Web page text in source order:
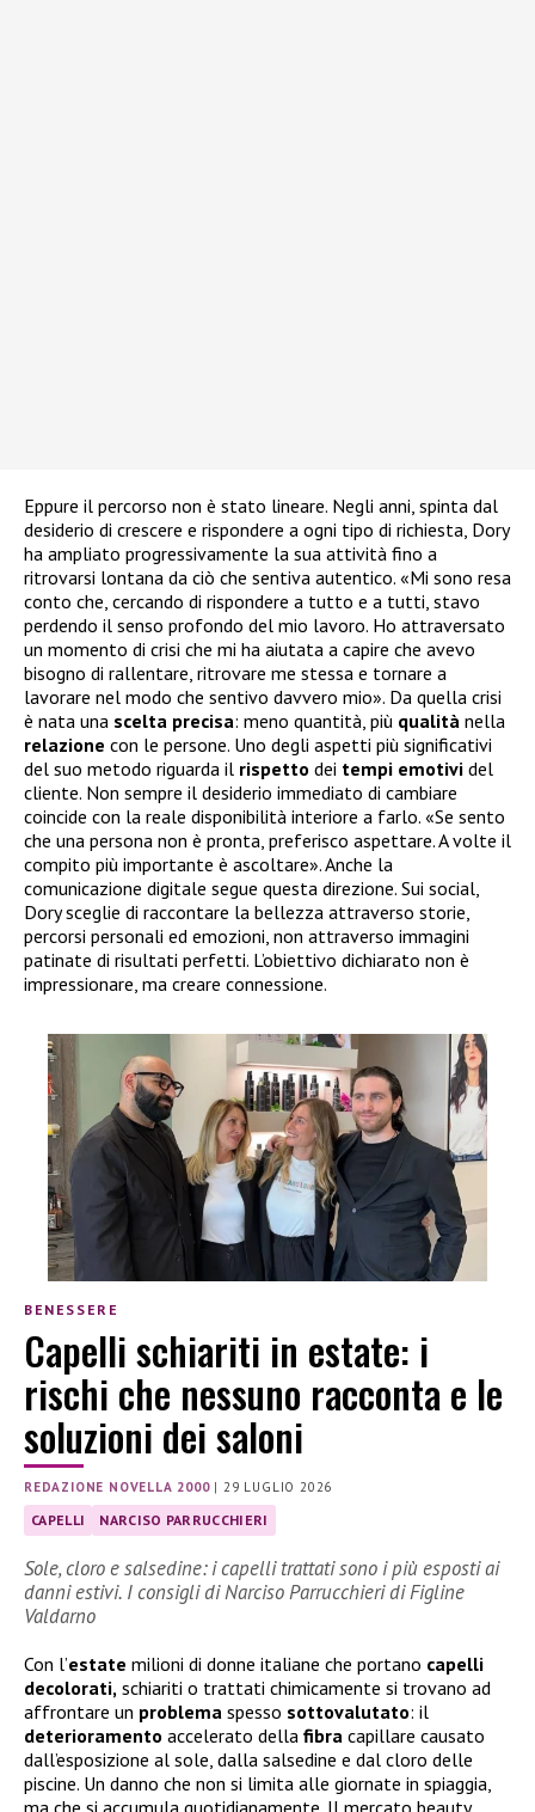
Eppure il percorso non è stato lineare. Negli anni, spinta dal
desiderio di crescere e rispondere a ogni tipo di richiesta, Dory
ha ampliato progressivamente la sua attività fino a
ritrovarsi lontana da ciò che sentiva autentico. «Mi sono resa
conto che, cercando di rispondere a tutto e a tutti, stavo
perdendo il senso profondo del mio lavoro. Ho attraversato
un momento di crisi che mi ha aiutata a capire che avevo
bisogno di rallentare, ritrovare me stessa e tornare a
lavorare nel modo che sentivo davvero mio». Da quella crisi
è nata una scelta precisa: meno quantità, più qualità nella
relazione con le persone. Uno degli aspetti più significativi
del suo metodo riguarda il rispetto dei tempi emotivi del
cliente. Non sempre il desiderio immediato di cambiare
coincide con la reale disponibilità interiore a farlo. «Se sento
che una persona non è pronta, preferisco aspettare. A volte il
compito più importante è ascoltare». Anche la
comunicazione digitale segue questa direzione. Sui social,
Dory sceglie di raccontare la bellezza attraverso storie,
percorsi personali ed emozioni, non attraverso immagini
patinate di risultati perfetti. L’obiettivo dichiarato non è
impressionare, ma creare connessione.
BENESSERE
Capelli schiariti in estate: i
rischi che nessuno racconta e le
soluzioni dei saloni
REDAZIONE NOVELLA 2000|29 LUGLIO 2026
CAPELLI NARCISO PARRUCCHIERI
Sole, cloro e salsedine: i capelli trattati sono i più esposti ai
danni estivi. I consigli di Narciso Parrucchieri di Figline
Valdarno
Con l’estate milioni di donne italiane che portano capelli
decolorati, schiariti o trattati chimicamente si trovano ad
affrontare un problema spesso sottovalutato: il
deterioramento accelerato della fibra capillare causato
dall’esposizione al sole, dalla salsedine e dal cloro delle
piscine. Un danno che non si limita alle giornate in spiaggia,